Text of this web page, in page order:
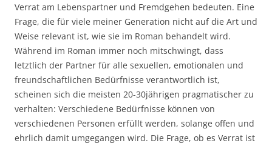
Verrat am Lebenspartner und Fremdgehen bedeuten. Eine
Frage, die für viele meiner Generation nicht auf die Art und
Weise relevant ist, wie sie im Roman behandelt wird.
Während im Roman immer noch mitschwingt, dass
letztlich der Partner für alle sexuellen, emotionalen und
freundschaftlichen Bedürfnisse verantwortlich ist,
scheinen sich die meisten 20-30jährigen pragmatischer zu
verhalten: Verschiedene Bedürfnisse können von
verschiedenen Personen erfüllt werden, solange offen und
ehrlich damit umgegangen wird. Die Frage, ob es Verrat ist